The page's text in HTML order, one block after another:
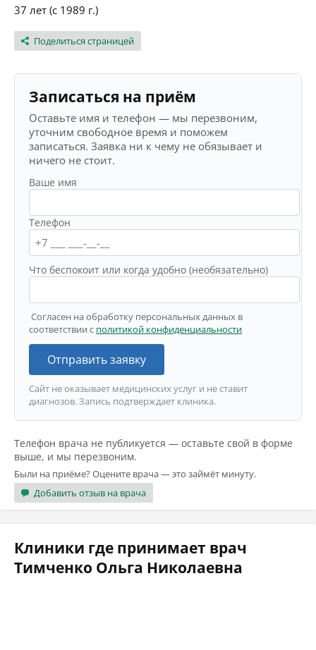
37 лет (с 1989 г.)
Поделиться страницей
Записаться на приём
Оставьте имя и телефон — мы перезвоним,
уточним свободное время и поможем
записаться. Заявка ни к чему не обязывает и
ничего не стоит.
Ваше имя
Телефон
Что беспокоит или когда удобно (необязательно)
Согласен на обработку персональных данных в
соответствии с политикой конфиденциальности
Отправить заявку
Сайт не оказывает медицинских услуг и не ставит
диагнозов. Запись подтверждает клиника.
Телефон врача не публикуется — оставьте свой в форме
выше, и мы перезвоним.
Были на приёме? Оцените врача — это займёт минуту.
Добавить отзыв на врача
Клиники где принимает врач
Тимченко Ольга Николаевна